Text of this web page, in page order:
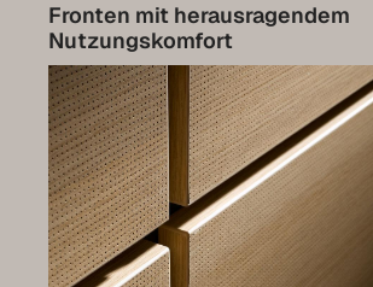
Fronten mit herausragendem
Nutzungskomfort